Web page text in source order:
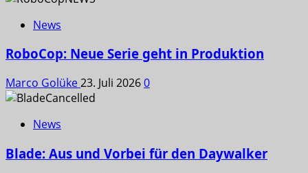
News
RoboCop: Neue Serie geht in Produktion
Marco Golüke23. Juli 20260
News
Blade: Aus und Vorbei für den Daywalker